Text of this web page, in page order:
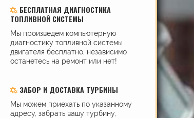
БЕСПЛАТНАЯ ДИАГНОСТИКА
ТОПЛИВНОЙ СИСТЕМЫ
Мы произведем компьютерную
диагностику топливной системы
двигателя бесплатно, независимо
останетесь на ремонт или нет!
ЗАБОР И ДОСТАВКА ТУРБИНЫ
Мы можем приехать по указанному
адресу, забрать вашу турбину,